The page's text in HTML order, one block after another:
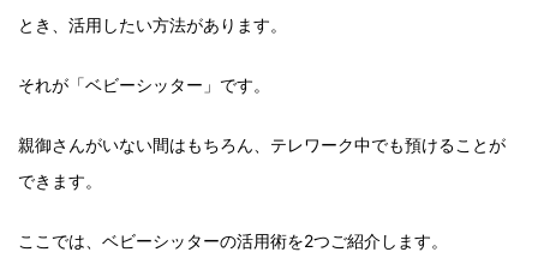
とき、活用したい方法があります。
それが「ベビーシッター」です。
親御さんがいない間はもちろん、テレワーク中でも預けることが
できます。
ここでは、ベビーシッターの活用術を2つご紹介します。